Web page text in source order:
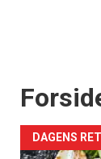
DAGENS